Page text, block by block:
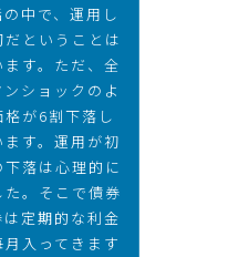
中で、運用し
ということは
す。ただ、全
ショックのよ
が6割下落し
す。運用が初
落は心理的に
。そこで債券
定期的な利金
月入ってきます